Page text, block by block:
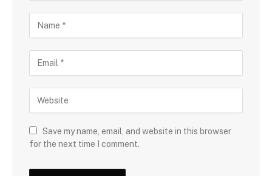
Save my name, email, and website in this browser
for the next time I comment.